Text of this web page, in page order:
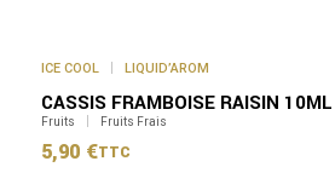
ICE COOL LIQUID’AROM
CASSIS FRAMBOISE RAISIN
Fruits Fruits Frais
5,90 €TTC
peuvent
choisies
page